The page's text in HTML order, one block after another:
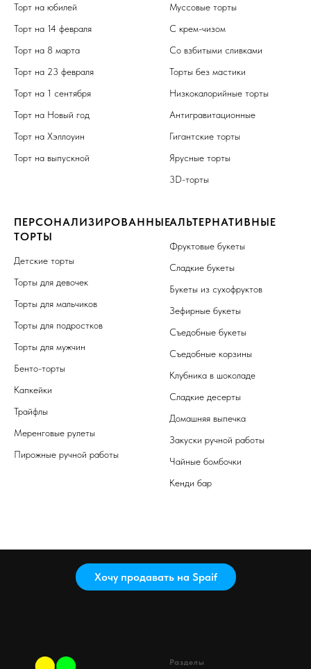
Торт на юбилей
Торт на 14 февраля
Торт на 8 марта
Торт на 23 февраля
Торт на 1 сентября
Торт на Новый год
Торт на Хэллоуин
Торт на выпускной
Муссовые торты
С крем-чизом
Со взбитыми сливками
Торты без мастики
Низкокалорийные торты
Антигравитационные
Гигантские торты
Ярусные торты
3D-торты
ПЕРСОНАЛИЗИРОВАННЫЕ
ТОРТЫ
Детские торты
Торты для девочек
Торты для мальчиков
Торты для подростков
Торты для мужчин
Бенто-торты
Капкейки
Трайфлы
Меренговые рулеты
Пирожные ручной работы
АЛЬТЕРНАТИВНЫЕ
Фруктовые букеты
Сладкие букеты
Букеты из сухофруктов
Зефирные букеты
Съедобные букеты
Съедобные корзины
Клубника в шоколаде
Сладкие десерты
Домашняя выпечка
Закуски ручной работы
Чайные бомбочки
Кенди бар
Хочу продавать на Spaif
Разделы